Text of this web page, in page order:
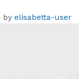
by elisabetta-user